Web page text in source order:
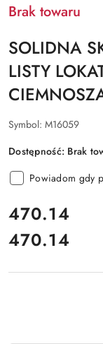
Brak towaru
SOLIDNA
LISTY
Symbol: M16059
Dostępność: Brak
Powiadom gdy
cena:
470.14
Cena:
470.14